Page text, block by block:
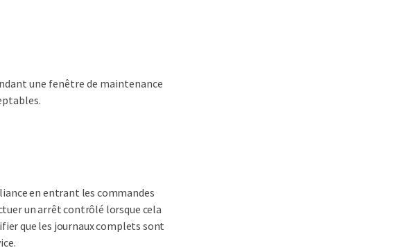
une fenêtre de maintenance
en entrant les commandes
un arrêt contrôlé lorsque cela
que les journaux complets sont